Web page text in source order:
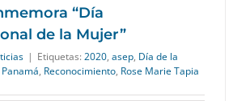
“Día
de la Mujer”
| Etiquetas: 2020, asep, Día de la
Panamá, Reconocimiento, Rose Marie Tapia